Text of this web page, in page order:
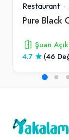
Restaurant
Pure Black
Şuan Açık
4.7
(46